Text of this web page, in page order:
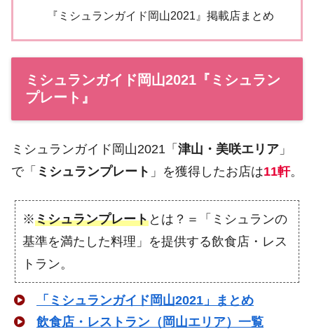
『ミシュランガイド岡山2021』掲載店まとめ
ミシュランガイド岡山2021『ミシュラン
プレート』
ミシュランガイド岡山2021「 津山・美咲エリア 」
で「 ミシュランプレート 」を獲得したお店は11軒。
※ミシュランプレートとは？＝「ミシュランの
基準を満たした料理」を提供する飲食店・レス
トラン。
「ミシュランガイド岡山2021」まとめ
飲食店・レストラン（岡山エリア）一覧